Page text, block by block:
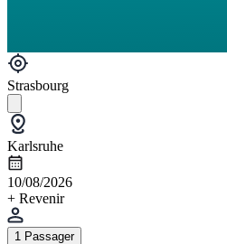
Strasbourg
Karlsruhe
10/08/2026
+ Revenir
1 Passager